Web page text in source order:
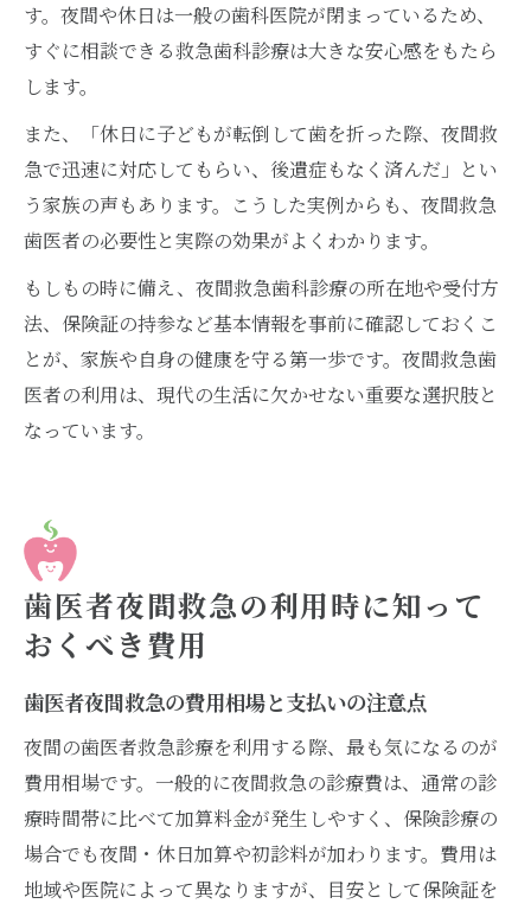
す。夜間や休日は一般の歯科医院が閉まっているため、
すぐに相談できる救急歯科診療は大きな安心感をもたら
します。
また、「休日に子どもが転倒して歯を折った際、夜間救
急で迅速に対応してもらい、後遺症もなく済んだ」とい
う家族の声もあります。こうした実例からも、夜間救急
歯医者の必要性と実際の効果がよくわかります。
もしもの時に備え、夜間救急歯科診療の所在地や受付方
法、保険証の持参など基本情報を事前に確認しておくこ
とが、家族や自身の健康を守る第一歩です。夜間救急歯
医者の利用は、現代の生活に欠かせない重要な選択肢と
なっています。
歯医者夜間救急の利用時に知って
おくべき費用
歯医者夜間救急の費用相場と支払いの注意点
夜間の歯医者救急診療を利用する際、最も気になるのが
費用相場です。一般的に夜間救急の診療費は、通常の診
療時間帯に比べて加算料金が発生しやすく、保険診療の
場合でも夜間・休日加算や初診料が加わります。費用は
地域や医院によって異なりますが、目安として保険証を